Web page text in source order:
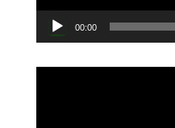
00:00